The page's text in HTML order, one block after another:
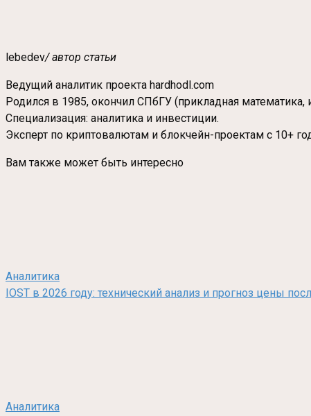
lebedev/ автор статьи
Ведущий аналитик проекта hardhodl.com
Родился в 1985, окончил СПбГУ (прикладная математика,
Специализация: аналитика и инвестиции.
Эксперт по криптовалютам и блокчейн-проектам с 10+
Вам также может быть интересно
Аналитика
IOST в 2026 году: технический анализ и прогноз цены
Аналитика